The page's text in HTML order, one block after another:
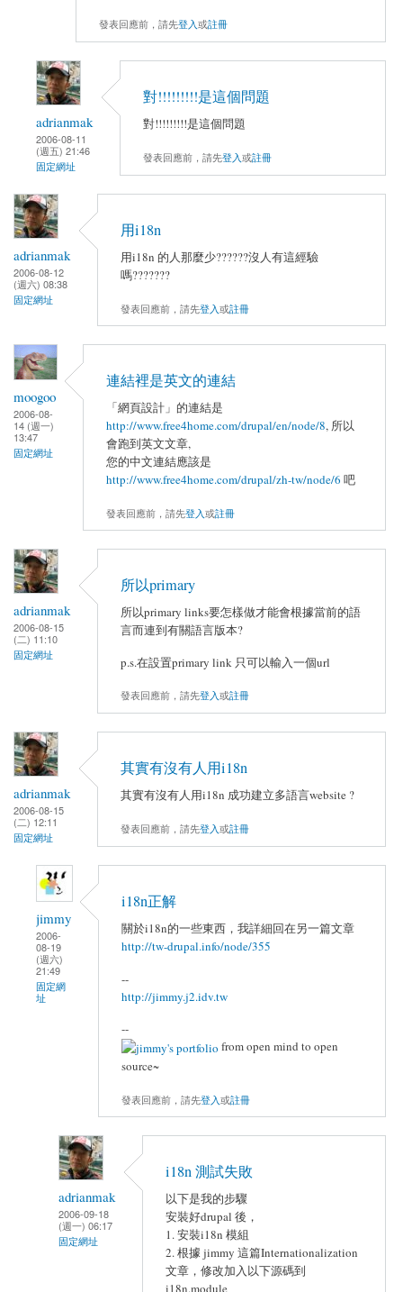
發表回應前，請先登入或註冊
adrianmak
2006-08-11
(週五) 21:46
固定網址
對!!!!!!!!!是這個問題
對!!!!!!!!!是這個問題
發表回應前，請先登入或註冊
adrianmak
2006-08-12
(週六) 08:38
固定網址
用i18n
用i18n 的人那麼少??????沒人有這經驗
嗎???????
發表回應前，請先登入或註冊
moogoo
2006-08-
14 (週一)
13:47
固定網址
連結裡是英文的連結
「網頁設計」的連結是
http://www.free4home.com/drupal/en/node/8, 所以
會跑到英文文章,
您的中文連結應該是
http://www.free4home.com/drupal/zh-tw/node/6 吧
發表回應前，請先登入或註冊
adrianmak
2006-08-15
(二) 11:10
固定網址
所以primary
所以primary links要怎樣做才能會根據當前的語
言而連到有關語言版本?
p.s.在設置primary link 只可以輸入一個url
發表回應前，請先登入或註冊
adrianmak
2006-08-15
(二) 12:11
固定網址
其實有沒有人用i18n
其實有沒有人用i18n 成功建立多語言website ?
發表回應前，請先登入或註冊
jimmy
2006-
08-19
(週六)
21:49
固定網
址
i18n正解
關於i18n的一些東西，我詳細回在另一篇文章
http://tw-drupal.info/node/355
--
http://jimmy.j2.idv.tw
--
from open mind to open
source~
發表回應前，請先登入或註冊
adrianmak
2006-09-18
(週一) 06:17
固定網址
i18n 測試失敗
以下是我的步驟
安裝好drupal 後，
1. 安裝i18n 模組
2. 根據 jimmy 這篇Internationalization
文章，修改加入以下源碼到
i18n.module